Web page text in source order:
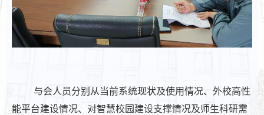
与会人员分别从当前系统现状及使用情况、外校高性
能平台建设情况、对智慧校园建设支撑情况及师生科研需